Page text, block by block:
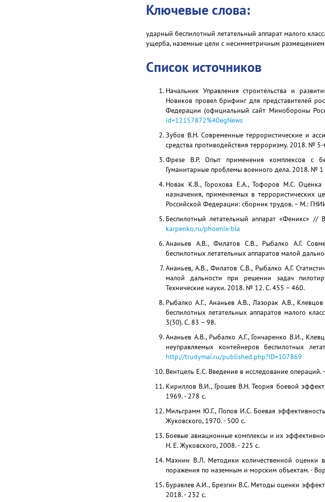
Ключевые слова:
ударный беспилотный летательный аппарат малого
ущерба, наземные цели с несимметричным
Список источников
Начальник Управления строительства и
Новиков провел брифинг для представителей
Федерации (официальный сайт Минобороны
id=12157872%40egNews
Зубов В.Н. Современные террористические и
средства противодействия терроризму. 2018. №
Фрезе В.Р. Опыт применения комплексов с
Гуманитарные проблемы военного дела. 2018. №
Новак К.В., Горохова Е.А., Тофоров М.С. Оценка
назначения, применяемых в террористических
Российской Федерации: сборник трудов. – М.:
Беспилотный летательный аппарат «Феникс» //
karpenko.ru/phoenix-bla
Ананьев А.В., Филатов С.В., Рыбалко А.Г.
беспилотных летательных аппаратов малой
Ананьев, А.В., Филатов С.В., Рыбалко А.Г.
малой дальности при решении задач
Технические науки. 2018. № 12. С. 455 – 460.
Рыбалко А.Г., Ананьев А.В., Лазорак А.В.,
беспилотных летательных аппаратов малого
3(30). С. 83 – 98.
Ананьев А.В., Рыбалко А.Г., Гончаренко В.И.,
неуправляемых контейнеров беспилотных
http://trudymai.ru/published.php?ID=107869
Вентцель Е.С. Введение в исследование
Кириллов В.И., Грошев В.Н. Теория боевой
1969. - 278 с.
Мильграмм Ю.Г., Попов И.С. Боевая
Жуковского, 1970. - 500 с.
Боевые авиационные комплексы и их
Н. Е. Жуковского, 2008. - 225 с.
Махнин В.Л. Методики количественной оценки
поражения по наземным и морским объектам. -
Буравлев А.И., Брезгин В.С. Методы оценки
2018. - 232 с.